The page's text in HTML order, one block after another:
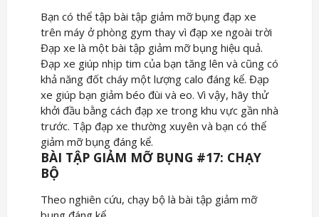
Bạn có thể tập bài tập giảm mỡ bụng đạp xe
trên máy ở phòng gym thay vì đạp xe ngoài trời
Đạp xe là một bài tập giảm mỡ bụng hiệu quả.
Đạp xe giúp nhịp tim của bạn tăng lên và cũng có
khả năng đốt cháy một lượng calo đáng kể. Đạp
xe giúp bạn giảm béo đùi và eo. Vì vậy, hãy thử
khởi đầu bằng cách đạp xe trong khu vực gần nhà
trước. Tập đạp xe thường xuyên và bạn có thể
giảm mỡ bụng đáng kể.
BÀI TẬP GIẢM MỠ BỤNG #17: CHẠY
BỘ
Theo nghiên cứu, chạy bộ là bài tập giảm mỡ